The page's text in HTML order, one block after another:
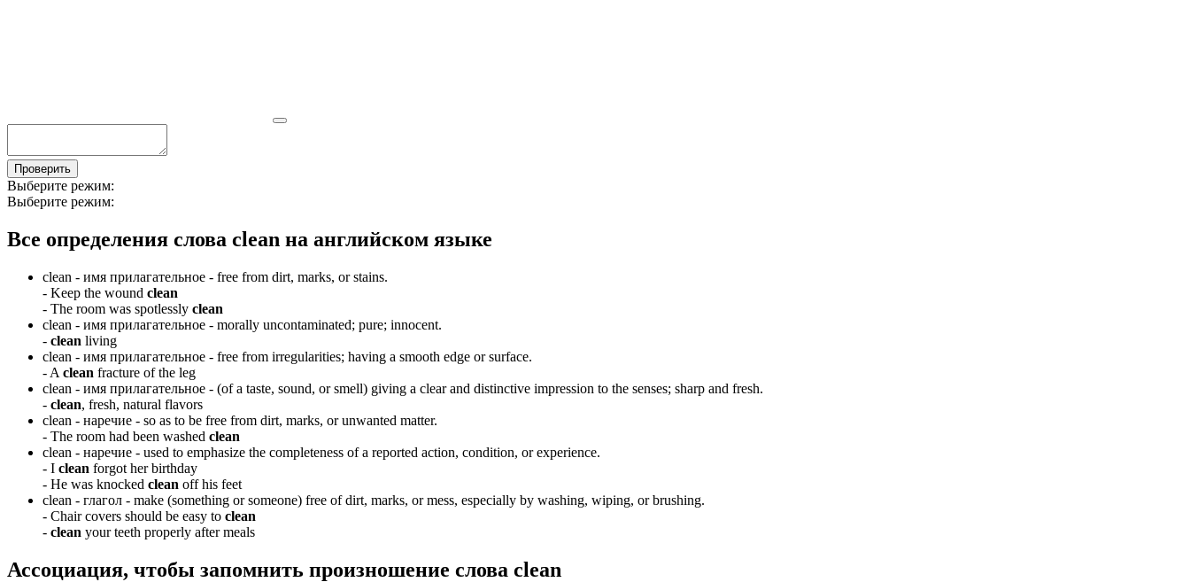
Проверить
Выберите режим:
Выберите режим:
Все определения слова clean на английском языке
clean - имя прилагательное - free from dirt, marks, or stains.
- Keep the wound clean
- The room was spotlessly clean
clean - имя прилагательное - morally uncontaminated; pure; innocent.
- clean living
clean - имя прилагательное - free from irregularities; having a smooth edge or surface.
- A clean fracture of the leg
clean - имя прилагательное - (of a taste, sound, or smell) giving a clear and distinctive impression to the senses; sharp and fresh.
- clean, fresh, natural flavors
clean - наречие - so as to be free from dirt, marks, or unwanted matter.
- The room had been washed clean
clean - наречие - used to emphasize the completeness of a reported action, condition, or experience.
- I clean forgot her birthday
- He was knocked clean off his feet
clean - глагол - make (something or someone) free of dirt, marks, or mess, especially by washing, wiping, or brushing.
- Chair covers should be easy to clean
- clean your teeth properly after meals
Ассоциация, чтобы запомнить произношение слова clean